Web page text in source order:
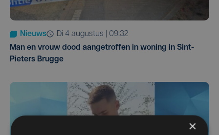
Nieuws
di 4 augustus | 09:32
Man en vrouw dood aangetroffen in woning in Sint-
Pieters Brugge
×